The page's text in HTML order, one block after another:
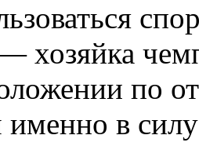
хозяйка
по
в